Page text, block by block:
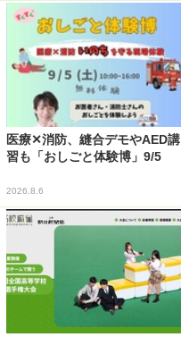
医療✕消防、縫合デモやAED講
習も「おしごと体験博」9/5
2026.8.6